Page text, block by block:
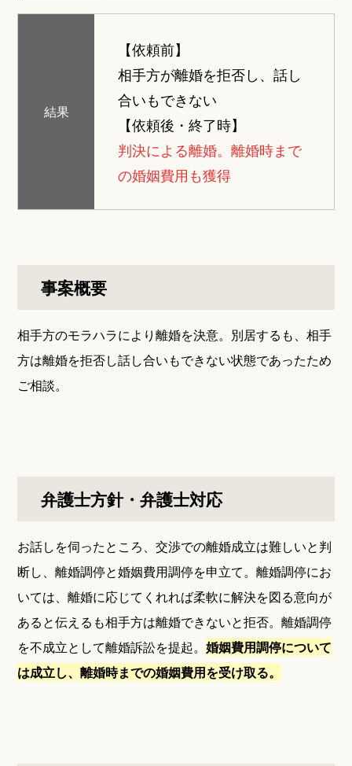
結果
【依頼前】
相手方が離婚を拒否し、話し
合いもできない
【依頼後・終了時】
判決による離婚。離婚時まで
の婚姻費用も獲得
事案概要
相手方のモラハラにより離婚を決意。別居するも、相手
方は離婚を拒否し話し合いもできない状態であったため
ご相談。
弁護士方針・弁護士対応
お話しを伺ったところ、交渉での離婚成立は難しいと判
断し、離婚調停と婚姻費用調停を申立て。離婚調停にお
いては、離婚に応じてくれれば柔軟に解決を図る意向が
あると伝えるも相手方は離婚できないと拒否。離婚調停
を不成立として離婚訴訟を提起。婚姻費用調停について
は成立し、離婚時までの婚姻費用を受け取る。